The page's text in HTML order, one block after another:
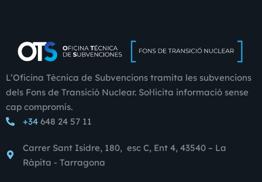
L’Oficina Tècnica de Subvencions tramita les subvencions
dels Fons de Transició Nuclear. Sol·licita informació sense
cap compromís.
+34648 24 57 11
Carrer Sant Isidre, 180, esc C, Ent 4, 43540 – La
Ràpita - Tarragona